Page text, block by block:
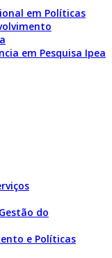
em Políticas
em Pesquisa Ipea
do
e Políticas